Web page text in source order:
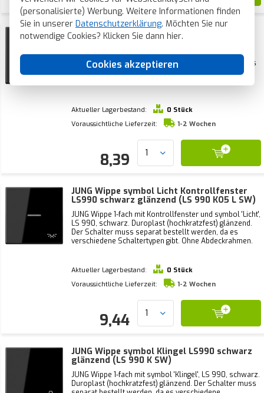
(personalisierte) Werbung. Weitere Informationen finden
Sie in unserer Datenschutzerklärung. Möchten Sie nur
notwendige Cookies? Klicken Sie dann hier.
Cookies akzeptieren
JUNG Wippe symbol Licht LS990 schwarz
glänzend (LS 990 L SW)
JUNG Wippe 1-fach mit symbol 'Licht', LS 990, schwarz.
Duroplast (hochkratzfest) glänzend. Der Schalter muss
separat bestellt werden, da es verschiedene
Aktueller Lagerbestand:
0 Stück
Voraussichtliche Lieferzeit:
1-2 Wochen
8,39
JUNG Wippe symbol Licht Kontrollfenster
LS990 schwarz glänzend (LS 990 KO5 L SW)
JUNG Wippe 1-fach mit Kontrollfenster und symbol 'Licht',
LS 990, schwarz. Duroplast (hochkratzfest) glänzend.
Der Schalter muss separat bestellt werden, da es
verschiedene Schaltertypen gibt. Ohne Abdeckrahmen.
Aktueller Lagerbestand:
0 Stück
Voraussichtliche Lieferzeit:
1-2 Wochen
9,44
JUNG Wippe symbol Klingel LS990 schwarz
glänzend (LS 990 K SW)
JUNG Wippe 1-fach mit symbol 'Klingel', LS 990, schwarz.
Duroplast (hochkratzfest) glänzend. Der Schalter muss